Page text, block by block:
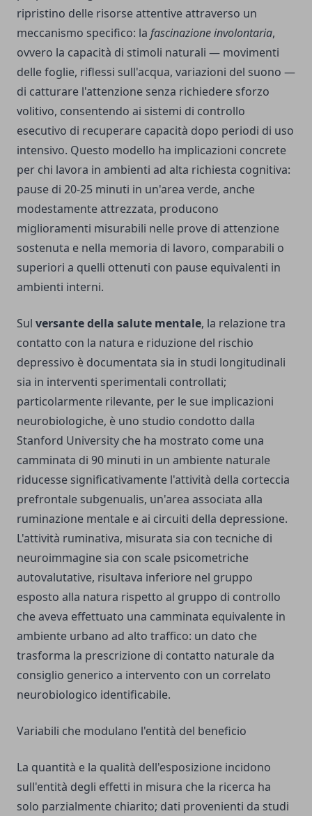
ripristino delle risorse attentive attraverso un
meccanismo specifico: la fascinazione involontaria,
ovvero la capacità di stimoli naturali — movimenti
delle foglie, riflessi sull'acqua, variazioni del suono —
di catturare l'attenzione senza richiedere sforzo
volitivo, consentendo ai sistemi di controllo
esecutivo di recuperare capacità dopo periodi di uso
intensivo. Questo modello ha implicazioni concrete
per chi lavora in ambienti ad alta richiesta cognitiva:
pause di 20-25 minuti in un'area verde, anche
modestamente attrezzata, producono
miglioramenti misurabili nelle prove di attenzione
sostenuta e nella memoria di lavoro, comparabili o
superiori a quelli ottenuti con pause equivalenti in
ambienti interni.
Sul versante della salute mentale, la relazione tra
contatto con la natura e riduzione del rischio
depressivo è documentata sia in studi longitudinali
sia in interventi sperimentali controllati;
particolarmente rilevante, per le sue implicazioni
neurobiologiche, è uno studio condotto dalla
Stanford University che ha mostrato come una
camminata di 90 minuti in un ambiente naturale
riducesse significativamente l'attività della corteccia
prefrontale subgenualis, un'area associata alla
ruminazione mentale e ai circuiti della depressione.
L'attività ruminativa, misurata sia con tecniche di
neuroimmagine sia con scale psicometriche
autovalutative, risultava inferiore nel gruppo
esposto alla natura rispetto al gruppo di controllo
che aveva effettuato una camminata equivalente in
ambiente urbano ad alto traffico: un dato che
trasforma la prescrizione di contatto naturale da
consiglio generico a intervento con un correlato
neurobiologico identificabile.
Variabili che modulano l'entità del beneficio
La quantità e la qualità dell'esposizione incidono
sull'entità degli effetti in misura che la ricerca ha
solo parzialmente chiarito; dati provenienti da studi